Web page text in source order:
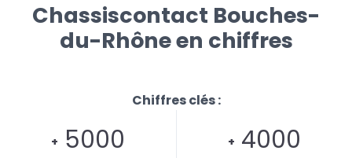
Chassiscontact Bouches-
du-Rhône en chiffres
Chiffres clés :
+ 5000 + 4000